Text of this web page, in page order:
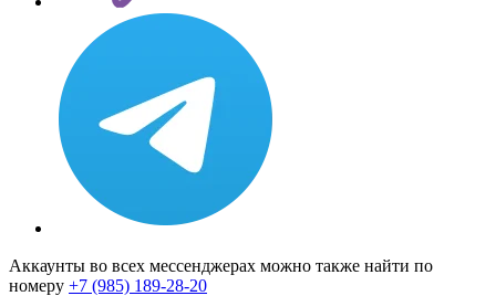
Аккаунты во всех мессенджерах можно также найти по
номеру +7 (985) 189-28-20